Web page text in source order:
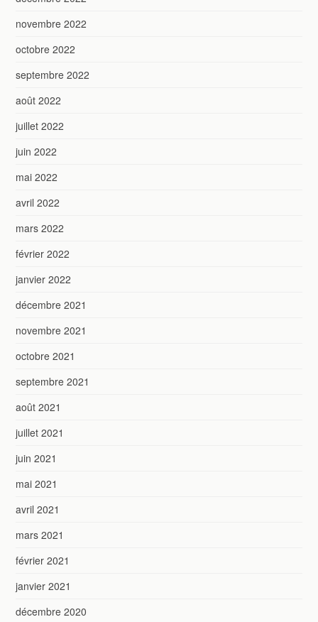
novembre 2022
octobre 2022
septembre 2022
août 2022
juillet 2022
juin 2022
mai 2022
avril 2022
mars 2022
février 2022
janvier 2022
décembre 2021
novembre 2021
octobre 2021
septembre 2021
août 2021
juillet 2021
juin 2021
mai 2021
avril 2021
mars 2021
février 2021
janvier 2021
décembre 2020